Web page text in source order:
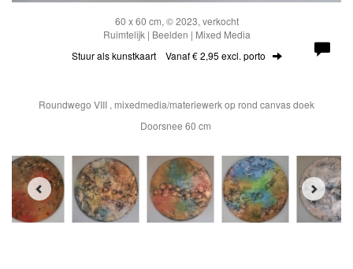
60 x 60 cm, © 2023, verkocht
Ruimtelijk | Beelden | Mixed Media
Stuur als kunstkaart Vanaf € 2,95 excl. porto
Roundwego VIII , mixedmedia/materiewerk op rond canvas doek
Doorsnee 60 cm